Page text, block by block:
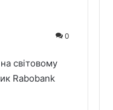
0
світовому
Rabobank